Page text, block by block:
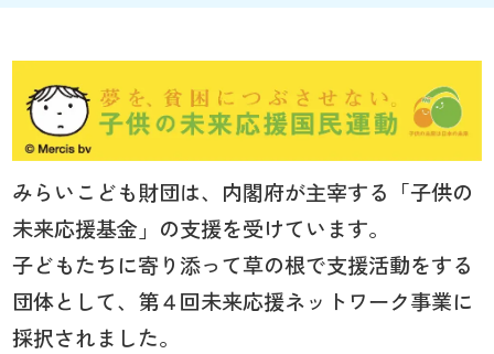
みらいこども財団は、内閣府が主宰する「子供の
未来応援基金」の支援を受けています。
子どもたちに寄り添って草の根で支援活動をする
団体として、第４回未来応援ネットワーク事業に
採択されました。